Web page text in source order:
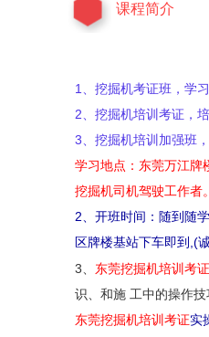
课程简介
1、挖掘机考证班，学
2、挖掘机培训考证，
3、挖掘机培训加强班
学习地点：东莞万江牌
挖掘机司机驾驶工作者。
2、开班时间：随到随
区牌楼基站下车即到,(
3、 东莞挖掘机培训考证
识、和施 工中的操作技
东莞挖掘机培训考证实